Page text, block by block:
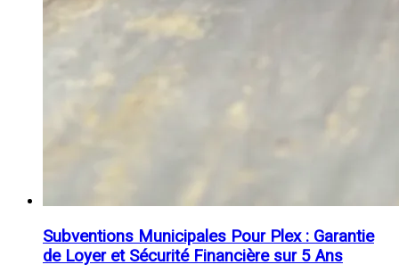
Subventions Municipales Pour Plex : Garantie
de Loyer et Sécurité Financière sur 5 Ans